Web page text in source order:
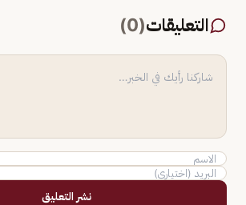
التعليقات(
0
)
نشر التعليق